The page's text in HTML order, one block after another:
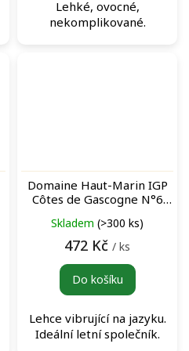
Lehké, ovocné,
nekomplikované.
Domaine Haut-Marin IGP
Côtes de Gascogne N°6
Skladem (>300 ks)
472 Kč / ks
Do košíku
Lehce vibrující na jazyku.
Ideální letní společník.